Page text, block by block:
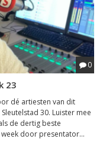
0
23
dé artiesten van dit
30. Luister mee
de dertig beste
door presentator...